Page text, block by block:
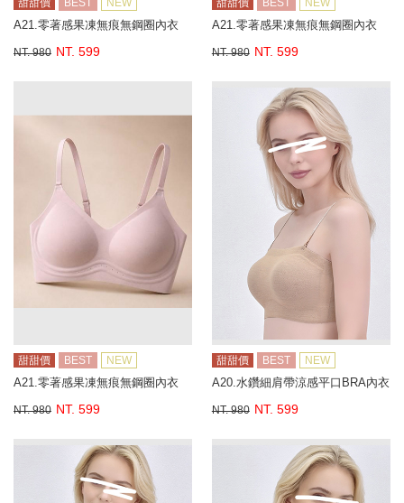
甜甜價 BEST NEW
A21.零著感果凍無痕無鋼圈內衣
NT. 980 NT. 599
甜甜價 BEST NEW
A21.零著感果凍無痕無鋼圈內衣
NT. 980 NT. 599
甜甜價 BEST NEW
A21.零著感果凍無痕無鋼圈內衣
NT. 980 NT. 599
甜甜價 BEST NEW
A20.水鑽細肩帶涼感平口BRA內衣
NT. 980 NT. 599